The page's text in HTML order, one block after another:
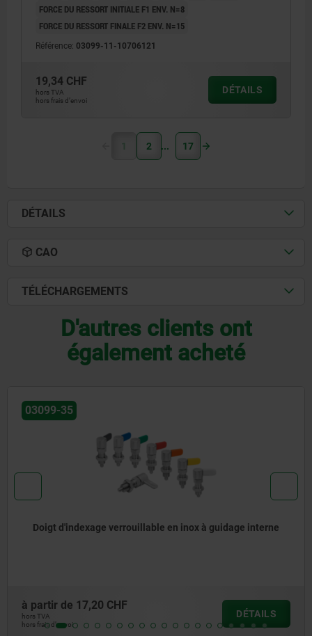
FORCE DU RESSORT INITIALE F1 ENV. N=8
FORCE DU RESSORT FINALE F2 ENV. N=15
Référence: 03099-11-10706121
19,34 CHF
hors TVA
hors frais d’envoi
DÉTAILS
1 2 17
DÉTAILS
CAO
TÉLÉCHARGEMENTS
D'autres clients ont
également acheté
03099-20
Doigts d'indexage verrouillables avec butée
à partir de15,85 CHF
hors TVA
hors frais d’envoi
DÉTAILS